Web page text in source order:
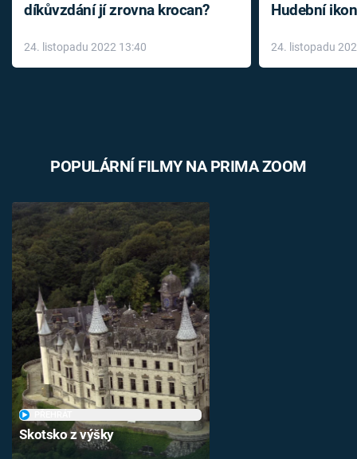
díkůvzdání jí zrovna krocan?
24. listopadu 2022 13:40
Hudební
léky
24. listopadu
POPULÁRNÍ FILMY NA PRIMA ZOOM
Skotsko z výšky